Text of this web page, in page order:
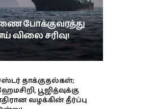
போக்குவரத்து
சரிவு!
தாக்குதல்கள்;
பூஜித்வுக்கு
வழக்கின் தீர்ப்பு